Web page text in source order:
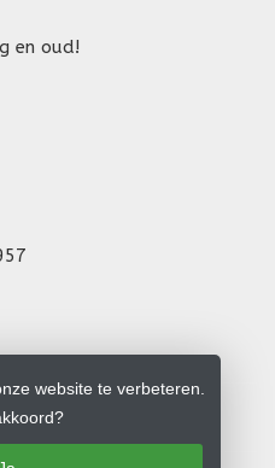
en oud!
website te verbeteren.